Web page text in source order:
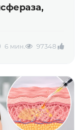
6 мин. 97348